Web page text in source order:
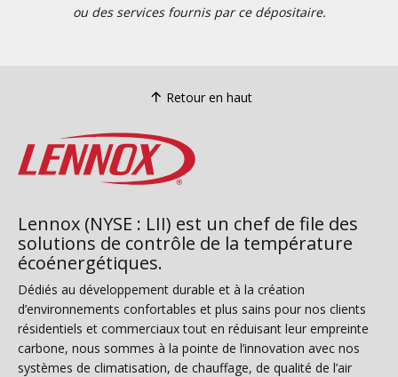
ou des services fournis par ce dépositaire.
Retour en haut
Lennox (NYSE : LII) est un chef de file des
solutions de contrôle de la température
écoénergétiques.
Dédiés au développement durable et à la création
d’environnements confortables et plus sains pour nos clients
résidentiels et commerciaux tout en réduisant leur empreinte
carbone, nous sommes à la pointe de l’innovation avec nos
systèmes de climatisation, de chauffage, de qualité de l’air